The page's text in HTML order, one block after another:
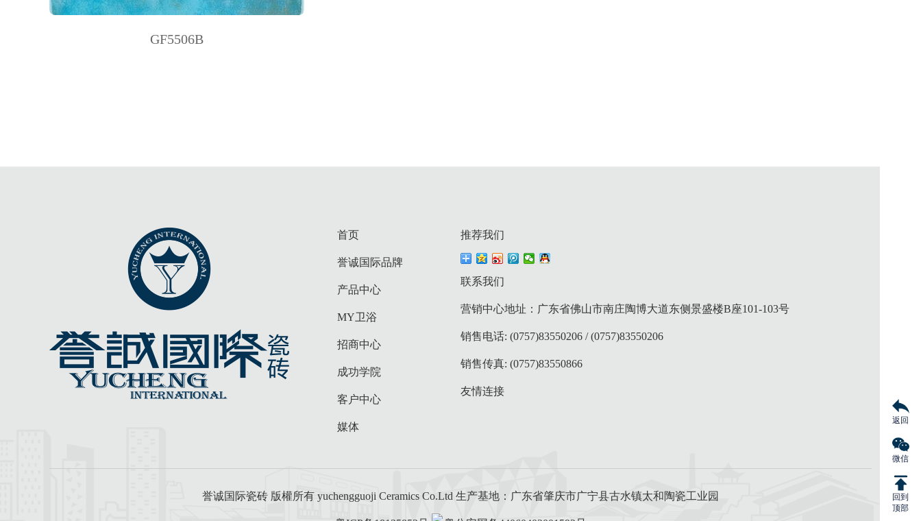
返回
微信
回到
顶部
GF5506B
首页
誉诚国际品牌
产品中心
MY卫浴
招商中心
成功学院
客户中心
媒体
推荐我们
联系我们
营销中心地址：广东省佛山市南庄陶博大道东侧景盛楼B座101-103号
销售电话: (0757)83550206 / (0757)83550206
销售传真: (0757)83550866
友情连接
誉诚国际瓷砖 版權所有 yuchengguoji Ceramics Co.Ltd 生产基地：广东省肇庆市广宁县古水镇太和陶瓷工业园